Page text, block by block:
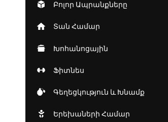
Բոլոր Ապրանքները
Տան Համար
Խոհանոցային
Ֆիտնես
Գեղեցկություն ԵՒ Խնամք
Երեխաների Համար